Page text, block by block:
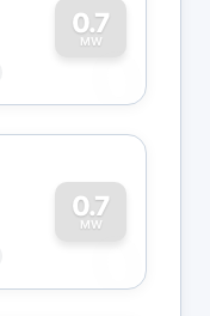
0.7
MW
0
0.7
MW
0